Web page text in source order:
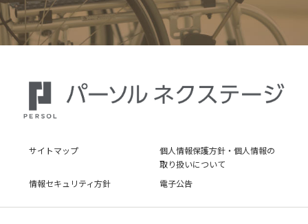
サイトマップ
個人情報保護方針・個人情報の
取り扱いについて
情報セキュリティ方針
電子公告